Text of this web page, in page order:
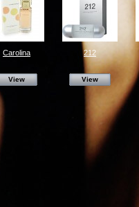
Carolina
View
212
View